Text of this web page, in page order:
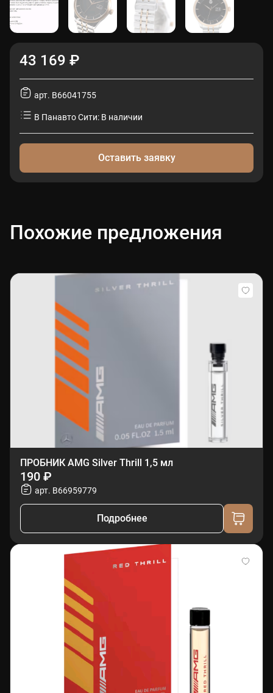
43 169 ₽
арт. B66041755
В Панавто Сити: В наличии
Оставить заявку
Похожие предложения
ПРОБНИК AMG Silver Thrill 1,5 мл
190 ₽
арт. B66959779
Подробнее